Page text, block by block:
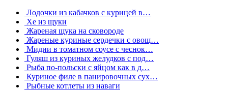
Лодочки из кабачков с курицей в…
Хе из щуки
Жареная щука на сковороде
Жареные куриные сердечки с овощ…
Мидии в томатном соусе с чеснок…
Гуляш из куриных желудков с под…
Рыба по-польски с яйцом как в д…
Куриное филе в панировочных сух…
Рыбные котлеты из наваги